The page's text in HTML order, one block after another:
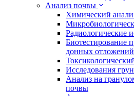
Анализ почвы
Химический
Радиологические
Биотестирование
донных отложений
Исследования
Анализ на
почвы